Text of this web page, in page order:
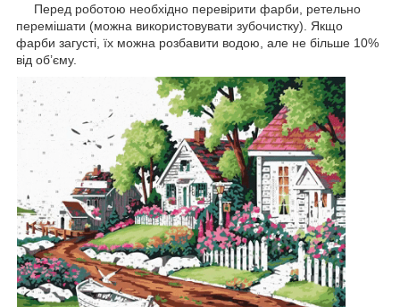
Перед роботою необхідно перевірити фарби, ретельно
перемішати (можна використовувати зубочистку). Якщо
фарби загусті, їх можна розбавити водою, але не більше 10%
від об’єму.